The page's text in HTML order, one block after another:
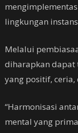
lingkungan
Melalui
diharapkan dapat
yang positif, ceria,
“Harmonisasi
mental yang